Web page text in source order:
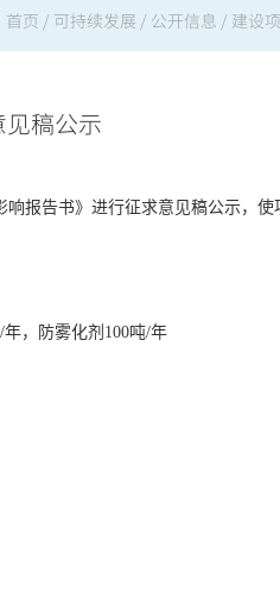
首页 / 可持续发展 / 公开信息 / 建设
见稿公示
响报告书》进行征求意见稿公示，使
，防雾化剂100吨/年